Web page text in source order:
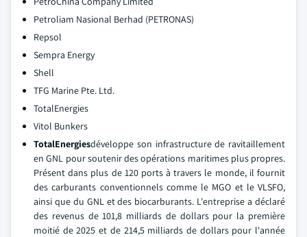
Petroliam Nasional Berhad (PETRONAS)
Repsol
Sempra Energy
Shell
TFG Marine Pte. Ltd.
TotalEnergies
Vitol Bunkers
TotalEnergiesdéveloppe son infrastructure de ravitaillement
en GNL pour soutenir des opérations maritimes plus propres.
Présent dans plus de 120 ports à travers le monde, il fournit
des carburants conventionnels comme le MGO et le VLSFO,
ainsi que du GNL et des biocarburants. L'entreprise a déclaré
des revenus de 101,8 milliards de dollars pour la première
moitié de 2025 et de 214,5 milliards de dollars pour l'année